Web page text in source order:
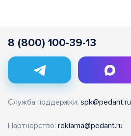
8 (800) 100-39-13
Служба поддержки: spk@pedant.ru
Партнерство: reklama@pedant.ru